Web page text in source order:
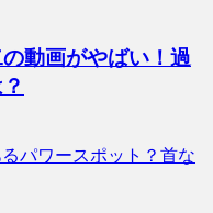
動画がやばい！過